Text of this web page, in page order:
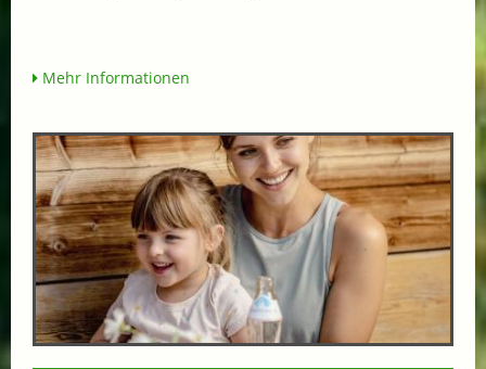
Mehr Informationen